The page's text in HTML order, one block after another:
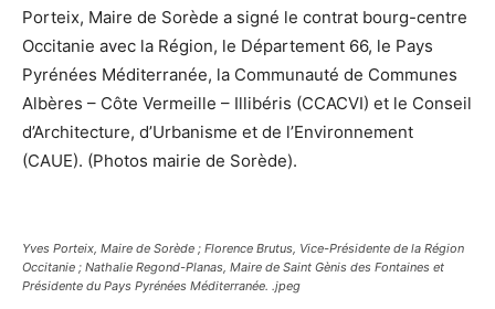
Porteix, Maire de Sorède a signé le contrat bourg-centre
Occitanie avec la Région, le Département 66, le Pays
Pyrénées Méditerranée, la Communauté de Communes
Albères – Côte Vermeille – Illibéris (CCACVI) et le Conseil
d’Architecture, d’Urbanisme et de l’Environnement
(CAUE). (Photos mairie de Sorède).
Yves Porteix, Maire de Sorède ; Florence Brutus, Vice-Présidente de la Région
Occitanie ; Nathalie Regond-Planas, Maire de Saint Gènis des Fontaines et
Présidente du Pays Pyrénées Méditerranée. .jpeg